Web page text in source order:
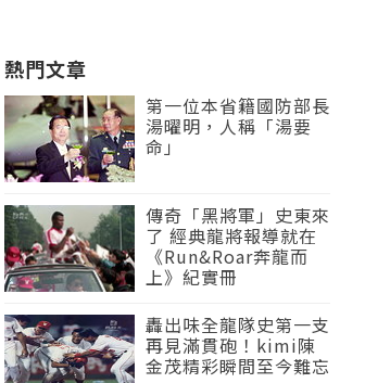
熱門文章
第一位本省籍國防部長
湯曜明，人稱「湯要
命」
傳奇「黑將軍」史東來
了 經典龍將報導就在
《Run&Roar奔龍而
上》紀實冊
轟出味全龍隊史第一支
再見滿貫砲！kimi陳
金茂精彩瞬間至今難忘